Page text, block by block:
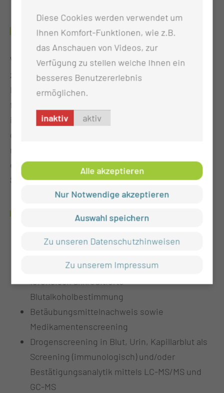
FORENSIK
Wir führen nach DIN 17025 akkreditierte Verfahren
zur Bestimmung von Blutalkohol, klassischen
Drogen sowie Medikamentenwirkstoffen für
forensische Fragestellungen durch. Neben
immunologischen Verfahren werden hier
größtenteils chromatographische und
massenspektrometrische Verfahren eingesetzt, die
einen beweissicheren Nachweis einer Vielzahl von
Substanzen erlauben.
ZU UNSEREN LEISTUNGEN GEHÖREN:
Drugmonitoring (auch Antibiotika),
(24/7-Service)
forensisch akkreditierte
Blutalkoholbestimmung
Betäubungsmittelnachweis sowie
Medikamentenscreening
Drogenscreening in Blut, Urin, Kapillarblut als
Screening (immunologisch) und/oder
Bestätigungsanalytik mittels LC-MS/MS und
GC-MS
Diese Cookies werden verwendet um
Ihnen Komfort-Funktionen, wie z.B.
das Anschauen von Videos, zur
Verfügung zu stellen welche Ihnen ein
besseres Benutzererlebnis
ermöglichen.
inaktiv aktiv
Alle akzeptieren
Nur Notwendige akzeptieren
Auswahl speichern
Zu unseren Datenschutzhinweisen
Zu unserem Impressum